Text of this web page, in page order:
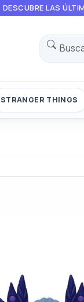
DESCUBRE LAS
STRANGER THINGS